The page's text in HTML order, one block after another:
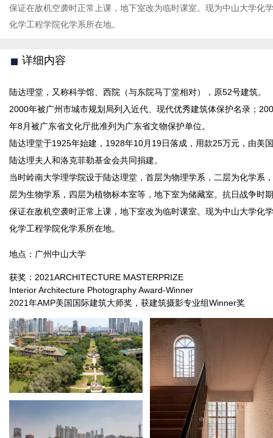
保证在敌机空袭时正常上课，地下室改为临时课室。现为中山大学化
化学工程学院化学系所在地。
详细内容
陆达理堂，又称科学馆、西院（与东院马丁堂相对），原52号建筑。
2000年被广州市城市规划局列入近代、现代优秀建筑体保护名录；
年8月被广东省文化厅批准列为广东省文物保护单位。
陆达理堂于1925年始建，1928年10月19日落成，用款25万元，由美
陆达理夫人和洛克菲勒基金会共同捐建。
当时岭南大学理学院设于陆达理堂，首层为物理学系，二层为化学系
层为生物学系，四层为植物标本室等，地下室为储藏室。抗日战争时
保证在敌机空袭时正常上课，地下室改为临时课室。现为中山大学化
化学工程学院化学系所在地。
地点：广州中山大学
获奖：2021ARCHITECTURE MASTERPRIZE
Interior Architecture Photography Award-Winner
2021年AMP美国国际建筑大师奖，获建筑摄影专业组Winner奖